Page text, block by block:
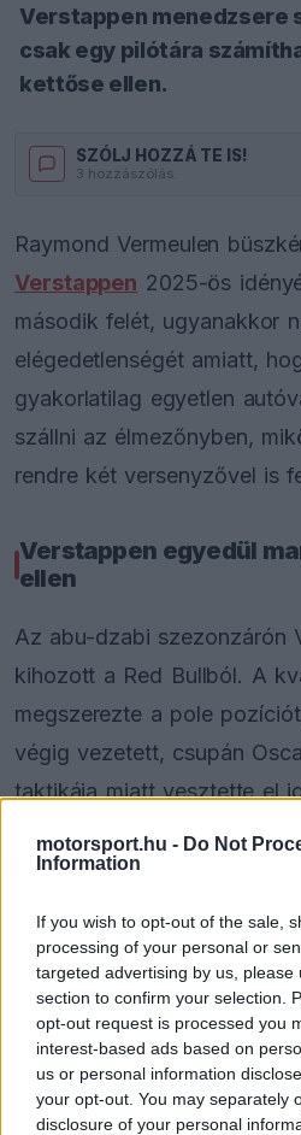
motorsport.hu - Do Not
Information
If you wish to opt-out of the sale,
processing of your personal or
targeted advertising by us, please
section to confirm your selection.
opt-out request is processed you
interest-based ads based on
us or personal information
your opt-out. You may separately
disclosure of your personal
Verstappen menedzsere
csak egy pilótára
kettőse ellen.
SZÓLJ HOZZÁ TE IS!
3 hozzászólás.
Raymond Vermeulen
Verstappen 2025-ös
második felét, ugyanakkor
elégedetlenségét amiatt,
gyakorlatilag egyetlen
szállni az élmezőnyben,
rendre két versenyzővel is
Verstappen egyedül
ellen
Az abu-dzabi szezonzárón
kihozott a Red Bullból. A
megszerezte a pole
végig vezetett, csupán
taktikája miatt vesztette el
helyet, de végül őt intették
Video
Player
is
This
is
a
modal
window.
The media could not be
the server or network failed
is not